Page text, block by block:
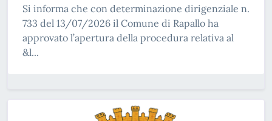
Si informa che con determinazione dirigenziale n.
733 del 13/07/2026 il Comune di Rapallo ha
approvato l’apertura della procedura relativa al
&l...